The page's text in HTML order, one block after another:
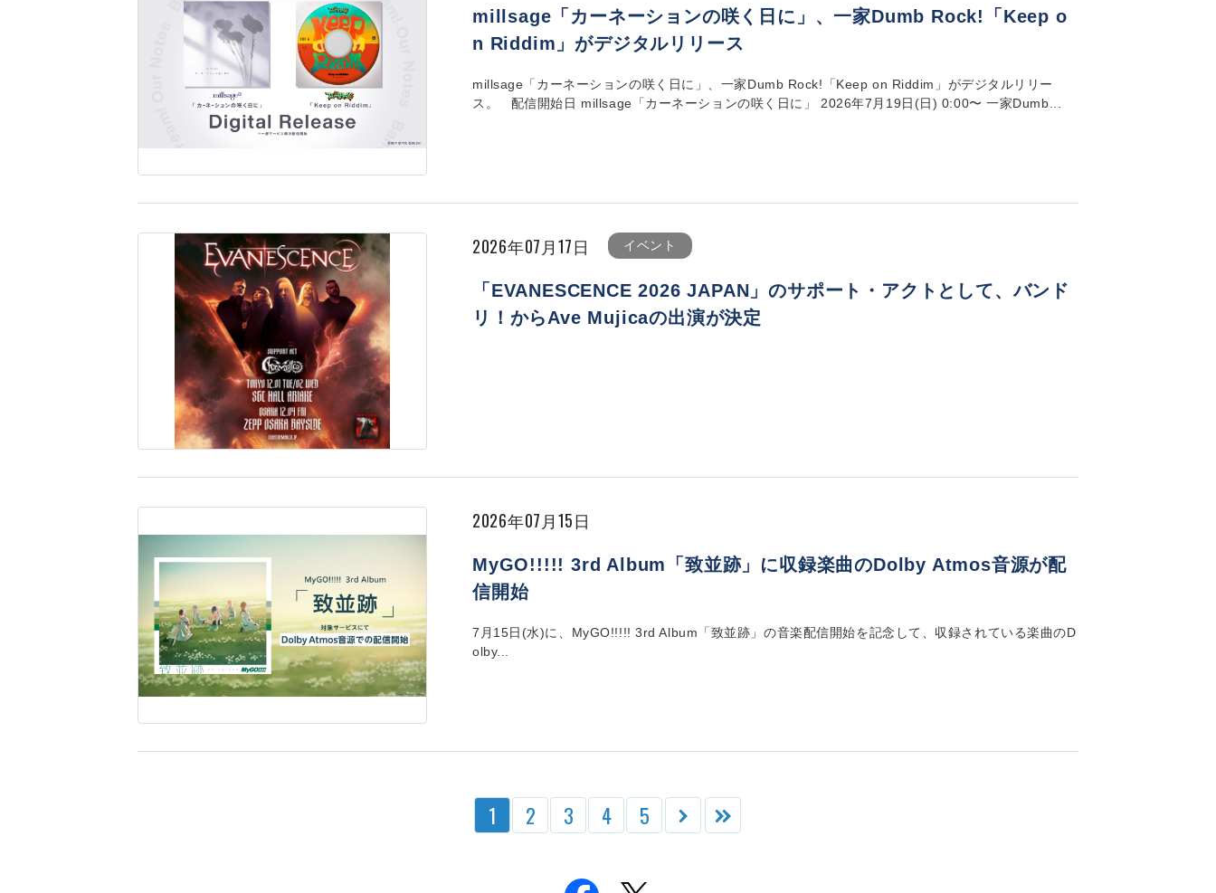
millsage「カーネーションの咲く日に」、一家Dumb Rock!「Keep o
n Riddim」がデジタルリリース
millsage「カーネーションの咲く日に」、一家Dumb Rock!「Keep on Riddim」がデジタルリリー
ス。 配信開始日 millsage「カーネーションの咲く日に」 2026年7月19日(日) 0:00〜 一家Dumb...
2026年07月17日 イベント
「EVANESCENCE 2026 JAPAN」のサポート・アクトとして、バンド
リ！からAve Mujicaの出演が決定
2026年07月15日
MyGO!!!!! 3rd Album「致並跡」に収録楽曲のDolby Atmos音源が配
信開始
7月15日(水)に、MyGO!!!!! 3rd Album「致並跡」の音楽配信開始を記念して、収録されている楽曲のD
olby...
1 2 3 4 5